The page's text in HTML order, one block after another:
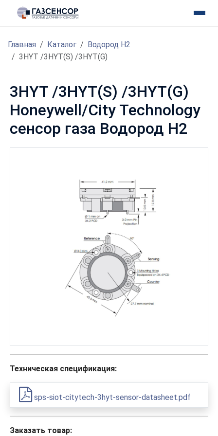
Главная Каталог
Водород H2
3HYT /3HYT(S) /3HYT(G)
3HYT /3HYT(S) /3HYT(G)
Honeywell/City Technology
сенсор газа Водород H2
Техническая спецификация:
sps-siot-citytech-3hyt-sensor-datasheet.pdf
Заказать товар: